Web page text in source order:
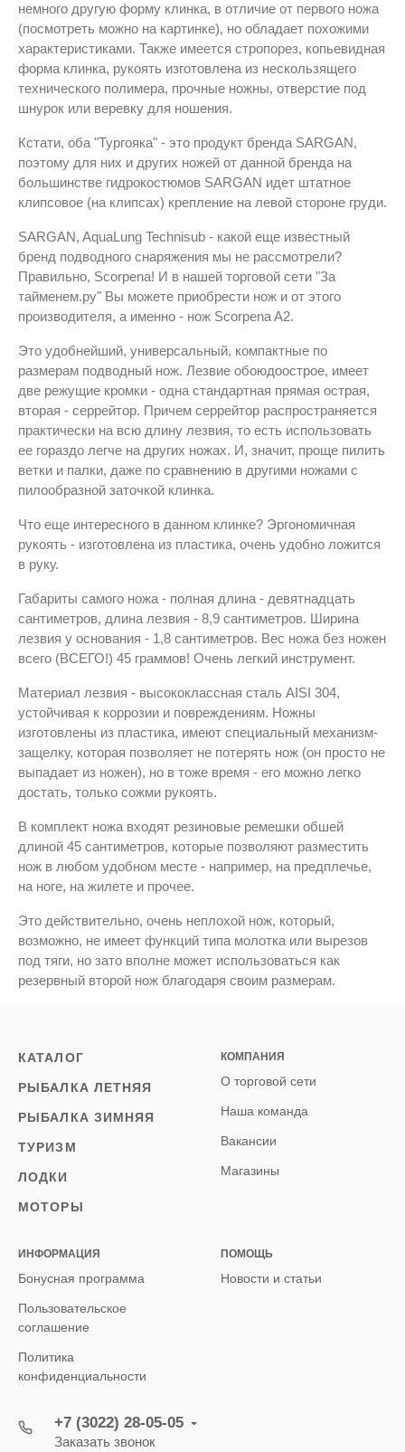
немного другую форму клинка, в отличие от первого ножа
(посмотреть можно на картинке), но обладает похожими
характеристиками. Также имеется стропорез, копьевидная
форма клинка, рукоять изготовлена из нескользящего
технического полимера, прочные ножны, отверстие под
шнурок или веревку для ношения.
Кстати, оба "Тургояка" - это продукт бренда SARGAN,
поэтому для них и других ножей от данной бренда на
большинстве гидрокостюмов SARGAN идет штатное
клипсовое (на клипсах) крепление на левой стороне груди.
SARGAN, AquaLung Technisub - какой еще известный
бренд подводного снаряжения мы не рассмотрели?
Правильно, Scorpena! И в нашей торговой сети "За
тайменем.ру" Вы можете приобрести нож и от этого
производителя, а именно - нож Scorpena A2.
Это удобнейший, универсальный, компактные по
размерам подводный нож. Лезвие обоюдоострое, имеет
две режущие кромки - одна стандартная прямая острая,
вторая - серрейтор. Причем серрейтор распространяется
практически на всю длину лезвия, то есть использовать
ее гораздо легче на других ножах. И, значит, проще пилить
ветки и палки, даже по сравнению в другими ножами с
пилообразной заточкой клинка.
Что еще интересного в данном клинке? Эргономичная
рукоять - изготовлена из пластика, очень удобно ложится
в руку.
Габариты самого ножа - полная длина - девятнадцать
сантиметров, длина лезвия - 8,9 сантиметров. Ширина
лезвия у основания - 1,8 сантиметров. Вес ножа без ножен
всего (ВСЕГО!) 45 граммов! Очень легкий инструмент.
Материал лезвия - высококлассная сталь AISI 304,
устойчивая к коррозии и повреждениям. Ножны
изготовлены из пластика, имеют специальный механизм-
защелку, которая позволяет не потерять нож (он просто не
выпадает из ножен), но в тоже время - его можно легко
достать, только сожми рукоять.
В комплект ножа входят резиновые ремешки обшей
длиной 45 сантиметров, которые позволяют разместить
нож в любом удобном месте - например, на предплечье,
на ноге, на жилете и прочее.
Это действительно, очень неплохой нож, который,
возможно, не имеет функций типа молотка или вырезов
под тяги, но зато вполне может использоваться как
резервный второй нож благодаря своим размерам.
КАТАЛОГ
РЫБАЛКА ЛЕТНЯЯ
РЫБАЛКА ЗИМНЯЯ
ТУРИЗМ
ЛОДКИ
МОТОРЫ
КОМПАНИЯ
О торговой сети
Наша команда
Вакансии
Магазины
ИНФОРМАЦИЯ
Бонусная программа
Пользовательское
соглашение
Политика
конфиденциальности
ПОМОЩЬ
Новости и статьи
+7 (3022) 28-05-05
Заказать звонок